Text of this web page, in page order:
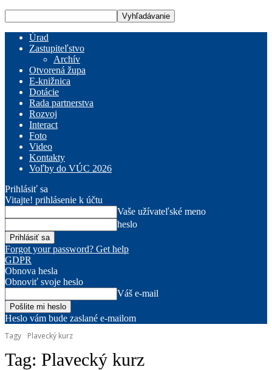
Úrad
Zastupiteľstvo
Archív
Otvorená župa
E-knižnica
Dotácie
Rada partnerstva
Rozvoj
Interact
Foto
Video
Kontakty
Voľby do VÚC 2026
Prihlásiť sa
Vitajte! prihlásenie k účtu
Vaše užívateľské meno
heslo
Forgot your password? Get help
GDPR
Obnova hesla
Obnoviť svoje heslo
Váš e-mail
Heslo vám bude zaslané e-mailom
Tagy
Plavecký kurz
Tag: Plavecký kurz